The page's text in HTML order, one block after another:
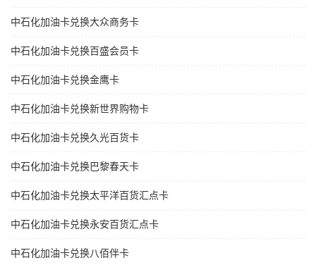
中石化加油卡兑换大众商务卡
中石化加油卡兑换百盛会员卡
中石化加油卡兑换金鹰卡
中石化加油卡兑换新世界购物卡
中石化加油卡兑换久光百货卡
中石化加油卡兑换巴黎春天卡
中石化加油卡兑换太平洋百货汇点卡
中石化加油卡兑换永安百货汇点卡
中石化加油卡兑换八佰伴卡